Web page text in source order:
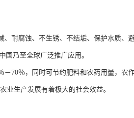
耐腐蚀、不生锈、不结垢、保护水质、
国乃至全球广泛推广应用。
70％，同时可节约肥料和农药用量，农
业生产发展有着极大的社会效益。